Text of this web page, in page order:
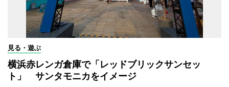
見る・遊ぶ
横浜赤レンガ倉庫で「レッドブリックサンセッ
ト」 サンタモニカをイメージ